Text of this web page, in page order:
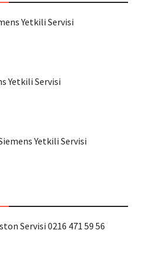
Yetkili Servisi
Yetkili Servisi
Yetkili Servisi
Servisi 0216 471 59 56